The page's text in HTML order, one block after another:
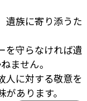
遺族に寄り添うた
を守らなければ遺
ません。
人に対する敬意を
あります。